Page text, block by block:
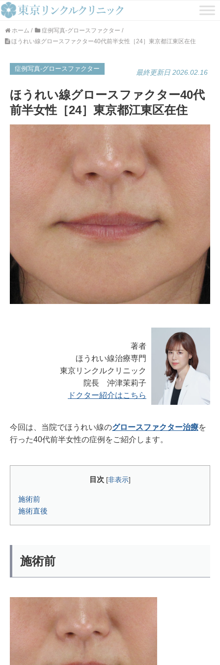
ホーム / 症例写真-グロースファクター /
ほうれい線グロースファクター40代前半女性［24］東京都江東区在住
症例写真-グロースファクター 最終更新日 2026.02.16
ほうれい線グロースファクター40代
前半女性［24］東京都江東区在住
著者
ほうれい線治療専門
東京リンクルクリニック
院長 沖津茉莉子
ドクター紹介はこちら
今回は、当院でほうれい線のグロースファクター治療を
行った40代前半女性の症例をご紹介します。
目次 [非表示]
施術前
施術直後
施術前